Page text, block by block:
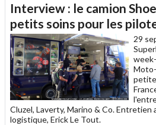
un
ami
Interview : le camion
petits soins pour les
29
petite
Cluzel, Laverty, Marino & Co. Entretien
logistique, Erick Le Tout.